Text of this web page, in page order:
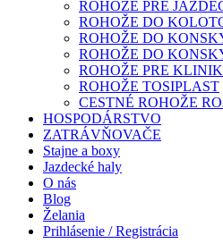
ROHOŽE PRE
ROHOŽE DO
ROHOŽE DO
ROHOŽE DO
ROHOŽE PRE
ROHOŽE TOSIPLAST
CESTNÉ ROHOŽE
HOSPODÁRSTVO
ZATRÁVŇOVAČE
Stajne a boxy
Jazdecké haly
O nás
Blog
Želania
Prihlásenie / Registrácia